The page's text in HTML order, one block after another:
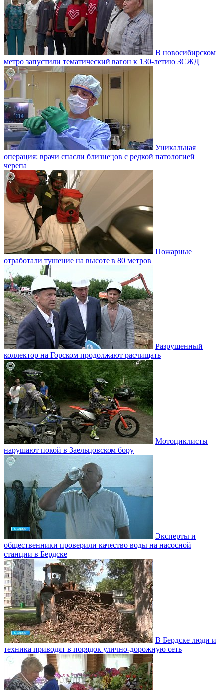
В новосибирском
метро запустили тематический вагон к 130-летию ЗСЖД
Уникальная
операция: врачи спасли близнецов с редкой патологией
черепа
Пожарные
отработали тушение на высоте в 80 метров
Разрушенный
коллектор на Горском продолжают расчищать
Мотоциклисты
нарушают покой в Заельцовском бору
Эксперты и
общественники проверили качество воды на насосной
станции в Бердске
В Бердске люди и
техника приводят в порядок улично‑дорожную сеть